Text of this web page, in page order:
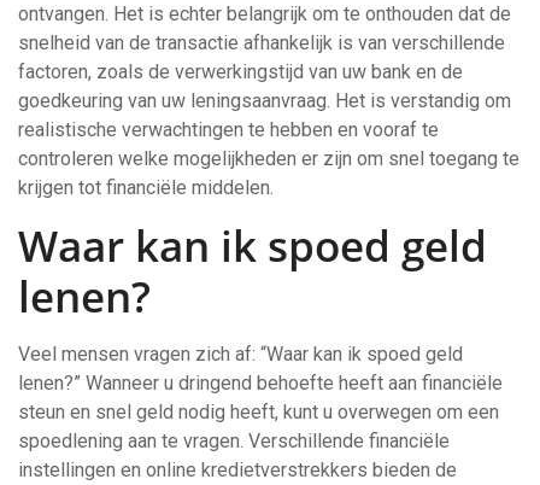
ontvangen. Het is echter belangrijk om te onthouden dat de
snelheid van de transactie afhankelijk is van verschillende
factoren, zoals de verwerkingstijd van uw bank en de
goedkeuring van uw leningsaanvraag. Het is verstandig om
realistische verwachtingen te hebben en vooraf te
controleren welke mogelijkheden er zijn om snel toegang te
krijgen tot financiële middelen.
Waar kan ik spoed geld
lenen?
Veel mensen vragen zich af: “Waar kan ik spoed geld
lenen?” Wanneer u dringend behoefte heeft aan financiële
steun en snel geld nodig heeft, kunt u overwegen om een
spoedlening aan te vragen. Verschillende financiële
instellingen en online kredietverstrekkers bieden de